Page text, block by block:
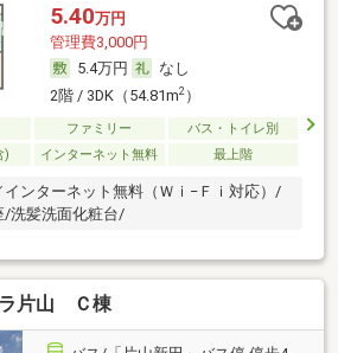
5.40万円
管理費3,000円
5.4万円
なし
2階 / 3DK（54.81m2）
ファミリー
バス・トイレ別
)
インターネット無料 最上階
インターネット無料（Ｗｉ−Ｆｉ対応）/
/洗髪洗面化粧台/
片山 Ｃ棟